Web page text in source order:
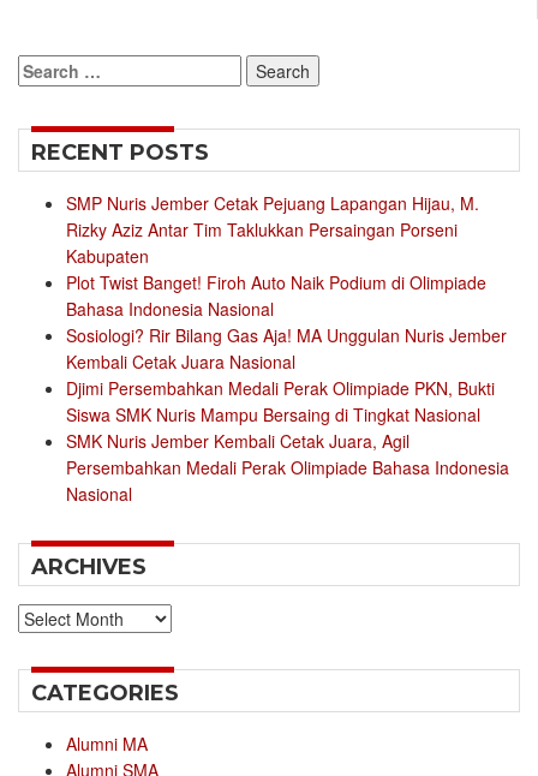
Search
for:
RECENT POSTS
SMP Nuris Jember Cetak Pejuang Lapangan Hijau, M.
Rizky Aziz Antar Tim Taklukkan Persaingan Porseni
Kabupaten
Plot Twist Banget! Firoh Auto Naik Podium di Olimpiade
Bahasa Indonesia Nasional
Sosiologi? Rir Bilang Gas Aja! MA Unggulan Nuris Jember
Kembali Cetak Juara Nasional
Djimi Persembahkan Medali Perak Olimpiade PKN, Bukti
Siswa SMK Nuris Mampu Bersaing di Tingkat Nasional
SMK Nuris Jember Kembali Cetak Juara, Agil
Persembahkan Medali Perak Olimpiade Bahasa Indonesia
Nasional
ARCHIVES
Archives
CATEGORIES
Alumni MA
Alumni SMA